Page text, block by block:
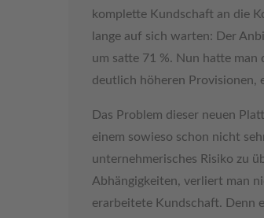
komplette Kundschaft an die
lange auf sich warten: Der
um satte 71 %. Nun hatte
deutlich höheren Provisionen,
Das Problem dieser neuen
einem sowieso schon nicht
unternehmerisches Risiko zu
Abhängigkeiten, verliert man
erarbeitete Kundschaft. Denn